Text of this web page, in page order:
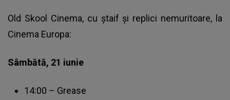
Old Skool Cinema, cu ștaif și replici nemuritoare, la
Cinema Europa:
Sâmbătă, 21 iunie
14:00 – Grease